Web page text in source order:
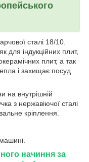
сталі 18/10.
для індукційних плит,
плит, а так
і захищає посуд
на внутрішній
з нержавіючої сталі
кріплення.
начиння за